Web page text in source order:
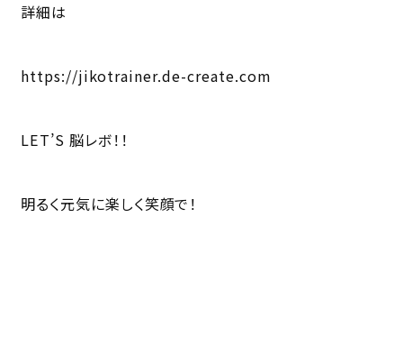
詳細は
https://jikotrainer.de-create.com
LET’S 脳レボ！！
明るく元気に楽しく笑顔で！